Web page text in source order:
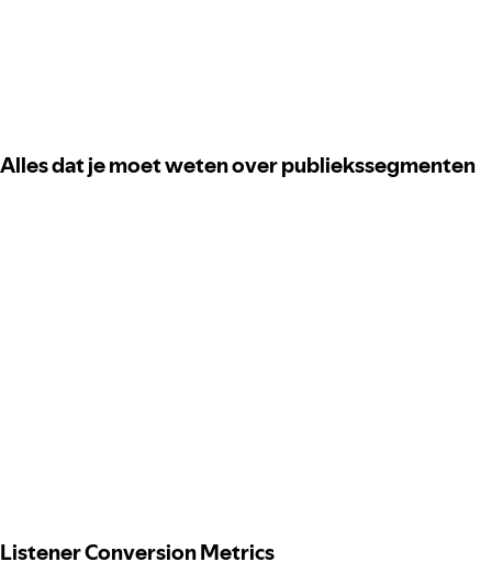
Alles dat je moet weten over publiekssegmenten
Listener Conversion Metrics